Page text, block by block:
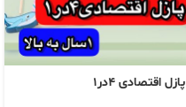
پازل اقتصادی ۴در۱